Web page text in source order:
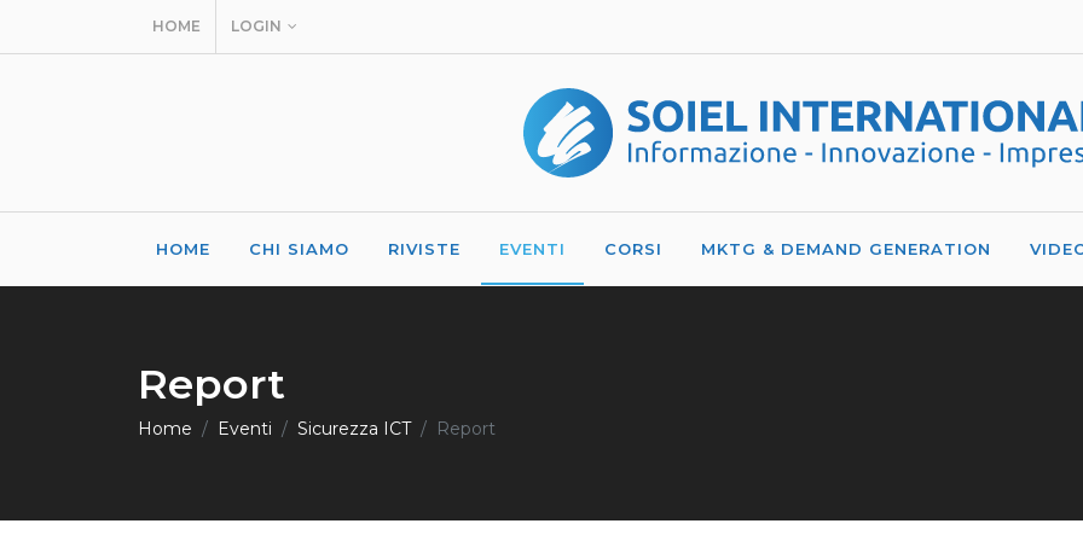
HOME LOGIN
HOME CHI SIAMO RIVISTE EVENTI CORSI MKTG & DEMAND GENERATION
Report
Home Eventi Sicurezza ICT Report